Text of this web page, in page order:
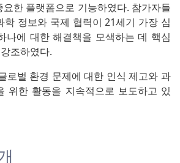
한 플랫폼으로 기능하였다. 참가자들
학 정보와 국제 협력이 21세기 가장 심
나에 대한 해결책을 모색하는 데 핵심
조하였다.
로벌 환경 문제에 대한 인식 제고와 과
위한 활동을 지속적으로 보도하고 있